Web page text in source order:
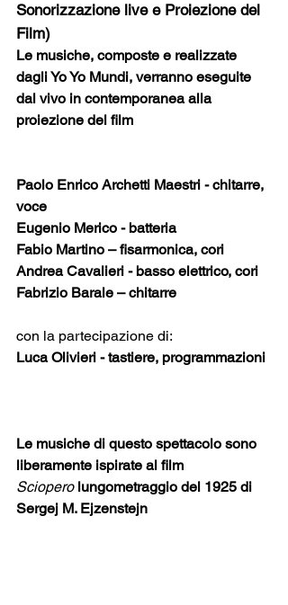
Sonorizzazione live e Proiezione del
Film)
Le musiche, composte e realizzate
dagli Yo Yo Mundi, verranno eseguite
dal vivo in contemporanea alla
proiezione del film
Paolo Enrico Archetti Maestri - chitarre,
voce
Eugenio Merico - batteria
Fabio Martino – fisarmonica, cori
Andrea Cavalieri - basso elettrico, cori
Fabrizio Barale – chitarre
con la partecipazione di:
Luca Olivieri - tastiere, programmazioni
Le musiche di questo spettacolo sono
liberamente ispirate al film
Sciopero lungometraggio del 1925 di
Sergej M. Ejzenstejn